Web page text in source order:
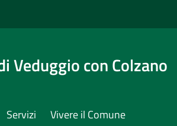
Veduggio con Colzano
Servizi Vivere il Comune